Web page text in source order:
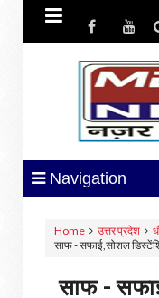

Navigation
Home उत्तर प्रदेश
साफ - सफाई,सोशल
साफ -